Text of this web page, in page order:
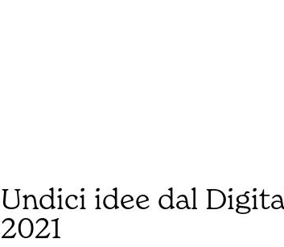
Undici idee dal
2021